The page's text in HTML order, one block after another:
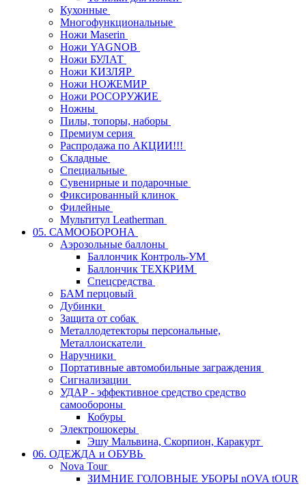
Кухонные
Многофункциональные
Ножи Maserin
Ножи YAGNOB
Ножи БУЛАТ
Ножи КИЗЛЯР
Ножи НОЖЕМИР
Ножи РОСОРУЖИЕ
Ножны
Пилы, топоры, наборы
Премиум серия
Распродажа по АКЦИИ!!!
Складные
Специальные
Сувенирные и подарочные
Фиксированный клинок
Филейные
Мультитул Leatherman
05. САМООБОРОНА
Аэрозольные баллоны
Баллончик Контроль-УМ
Баллончик ТЕХКРИМ
Спецсредства
БАМ перцовый
Дубинки
Защита от собак
Металлодетекторы персональные,
Металлоискатели
Наручники
Портативные автомобильные заграждения
Сигнализации
УДАР - эффективное средство средство
самообороны
Кобуры
Электрошокеры
Эшу Мальвина, Скорпион, Каракурт
06. ОДЕЖДА и ОБУВЬ
Nova Tour
ЗИМНИЕ ГОЛОВНЫЕ УБОРЫ nOVA tOUR